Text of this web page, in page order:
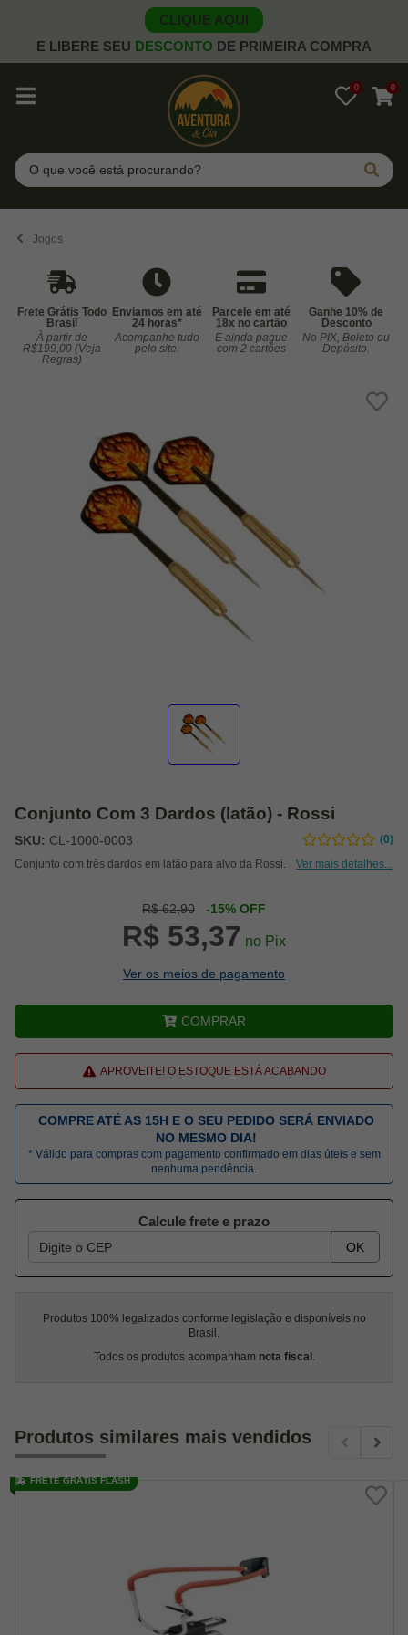
CLIQUE AQUI
E LIBERE SEU DESCONTO DE PRIMEIRA COMPRA
0 0
Pesquisar
Jogos
Frete Grátis Todo
Brasil
À partir de
R$199,00 (Veja
Regras)
Enviamos em até
24 horas*
Acompanhe tudo
pelo site.
Parcele em até
18x no cartão
E ainda pague
com 2 cartões
Ganhe 10% de
Desconto
No PIX, Boleto ou
Depósito.
Conjunto Com 3 Dardos (latão) - Rossi
SKU: CL-1000-0003
(0)
Conjunto com três dardos em latão para alvo da Rossi.
Ver mais detalhes...
R$ 62,90 -15% OFF
R$ 53,37 no Pix
Ver os meios de pagamento
COMPRAR
APROVEITE! O ESTOQUE ESTÁ ACABANDO
COMPRE ATÉ AS 15H E O SEU PEDIDO SERÁ ENVIADO
NO MESMO DIA!
* Válido para compras com pagamento confirmado em dias úteis e sem
nenhuma pendência.
Calcule frete e prazo
OK
Produtos 100% legalizados conforme legislação e disponíveis no
Brasil.
Todos os produtos acompanham nota fiscal .
Produtos similares mais vendidos
FRETE GRÁTIS FLASH